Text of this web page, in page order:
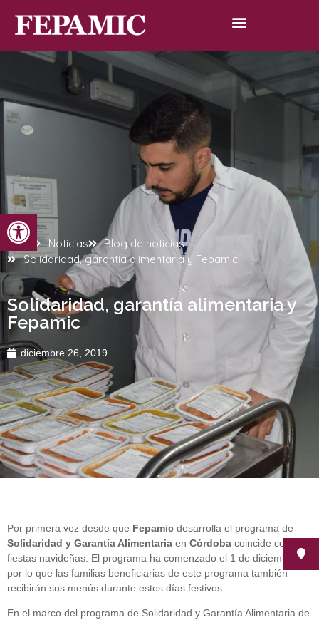
Abrir barra de herramientas
Inicio Noticias
Blog de noticias
Solidaridad, garantía alimentaria y Fepamic
Solidaridad, garantía alimentaria y
Fepamic
diciembre 26, 2019
Por primera vez desde que Fepamic desarrolla el programa de
Solidaridad y Garantía Alimentaria en Córdoba coincide con las
fiestas navideñas. El programa ha comenzado el 1 de diciembre,
por lo que las familias beneficiarias de este programa también
recibirán sus menús durante estos días festivos.
En el marco del programa de Solidaridad y Garantía Alimentaria de